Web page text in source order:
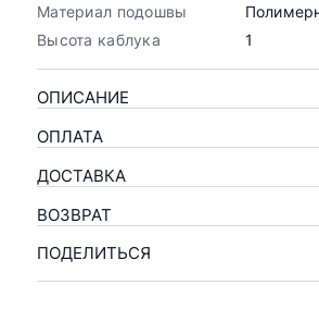
Материал подошвы
Высота каблука
1
ОПИСАНИЕ
ОПЛАТА
ДОСТАВКА
ВОЗВРАТ
ПОДЕЛИТЬСЯ